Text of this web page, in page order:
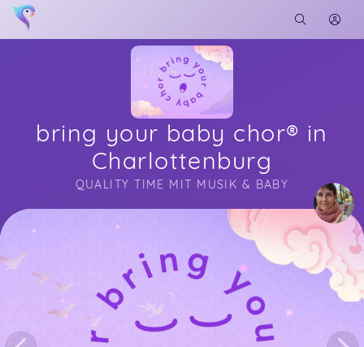
bring your baby chor® in
Charlottenburg
QUALITY TIME MIT MUSIK & BABY
Soon you will learn more about me here...